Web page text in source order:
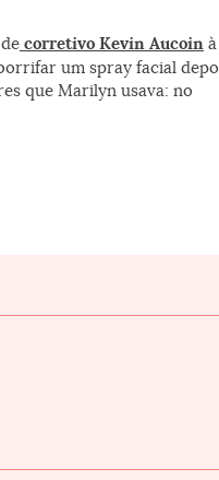
corretivo Kevin Aucoin à
um spray facial
que Marilyn usava: no